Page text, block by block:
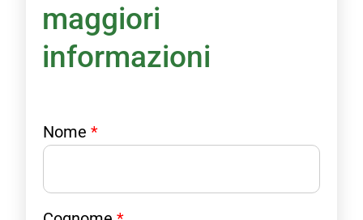
maggiori
informazioni
T
e
f
T
e
f
Nome *